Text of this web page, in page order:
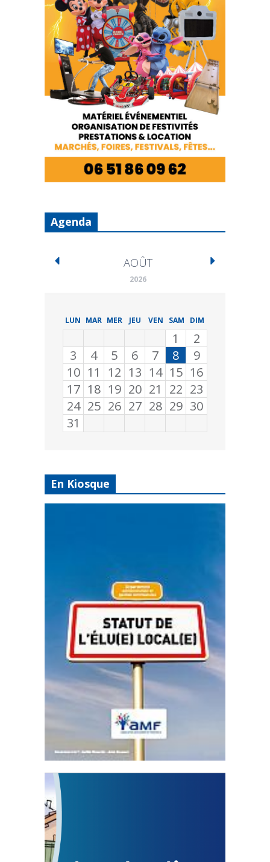
Agenda
AOÛT
2026
LUN MAR MER JEU VEN SAM DIM
1
2
3
4 5 6 7 8
9
10 11 12 13 14 15 16
17 18 19 20 21 22 23
24 25 26 27 28 29 30
31
En Kiosque
Statut de l’élu local
3 avril 2024
Mise à jour avril 2024
FEUILLETER